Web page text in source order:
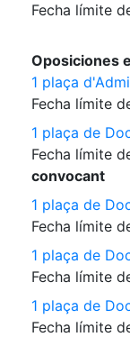
Fecha límite
Oposiciones
1 plaça
Fecha límite
1 plaça de
Fecha límite
convocant
1 plaça de
Fecha límite
1 plaça de
Fecha límite
1 plaça de
Fecha límite